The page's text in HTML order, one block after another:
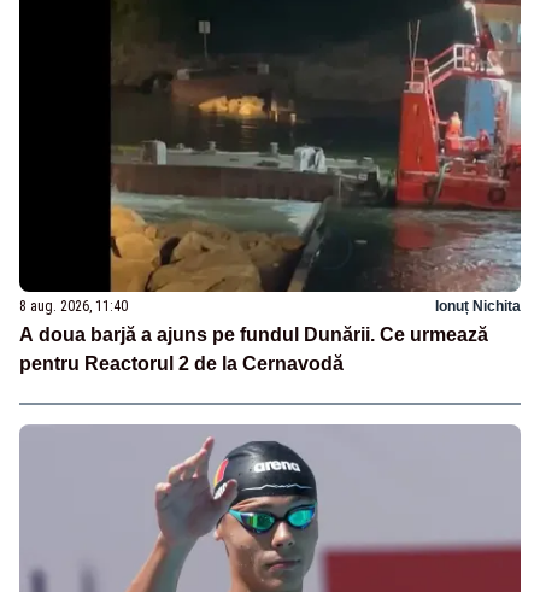
8 aug. 2026, 11:40 Ionuț Nichita
A doua barjă a ajuns pe fundul Dunării. Ce urmează
pentru Reactorul 2 de la Cernavodă